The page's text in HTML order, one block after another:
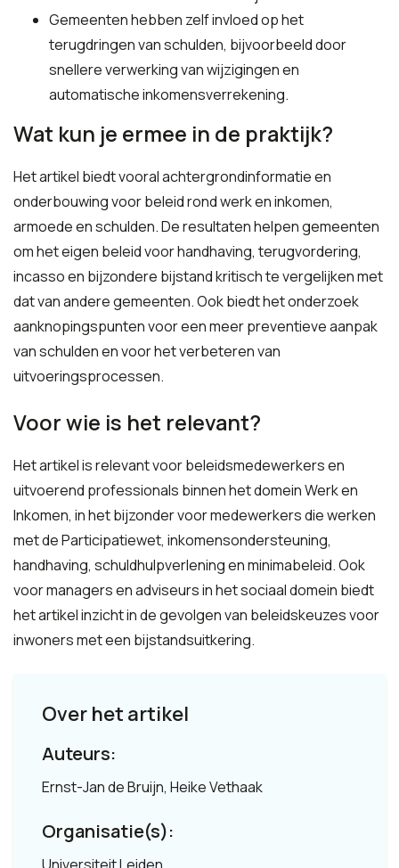
Gemeenten hebben zelf invloed op het
terugdringen van schulden, bijvoorbeeld door
snellere verwerking van wijzigingen en
automatische inkomensverrekening.
Wat kun je ermee in de praktijk?
Het artikel biedt vooral achtergrondinformatie en
onderbouwing voor beleid rond werk en inkomen,
armoede en schulden. De resultaten helpen gemeenten
om het eigen beleid voor handhaving, terugvordering,
incasso en bijzondere bijstand kritisch te vergelijken met
dat van andere gemeenten. Ook biedt het onderzoek
aanknopingspunten voor een meer preventieve aanpak
van schulden en voor het verbeteren van
uitvoeringsprocessen.
Voor wie is het relevant?
Het artikel is relevant voor beleidsmedewerkers en
uitvoerend professionals binnen het domein Werk en
Inkomen, in het bijzonder voor medewerkers die werken
met de Participatiewet, inkomensondersteuning,
handhaving, schuldhulpverlening en minimabeleid. Ook
voor managers en adviseurs in het sociaal domein biedt
het artikel inzicht in de gevolgen van beleidskeuzes voor
inwoners met een bijstandsuitkering.
Over het artikel
Auteurs:
Ernst-Jan de Bruijn, Heike Vethaak
Organisatie(s):